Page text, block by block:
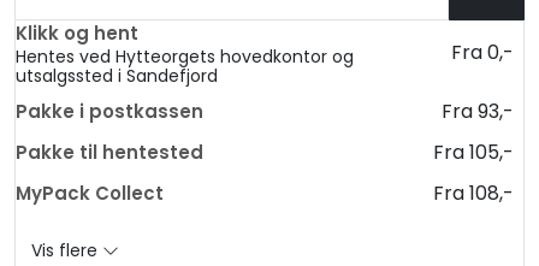
Klikk og hent
Hentes ved Hytteorgets hovedkontor og
utsalgssted i Sandefjord
Fra 0,-
Pakke i postkassen Fra 93,-
Pakke til hentested Fra 105,-
MyPack Collect Fra 108,-
Vis flere